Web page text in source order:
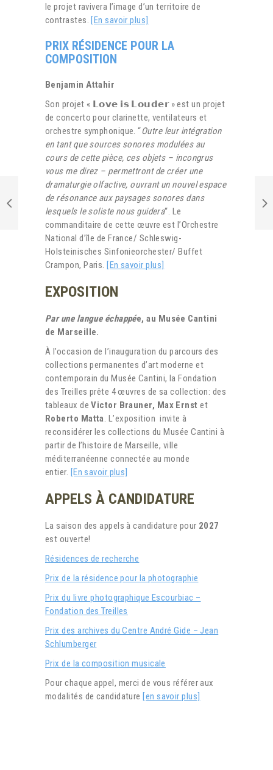
le projet ravivera l’image d’un territoire de
contrastes. [En savoir plus]
PRIX RÉSIDENCE POUR LA
COMPOSITION
Benjamin Attahir
Son projet « 𝗟𝗼𝘃𝗲 𝗶𝘀 𝗟𝗼𝘂𝗱𝗲𝗿 » est un projet
de concerto pour clarinette, ventilateurs et
orchestre symphonique. “Outre leur intégration
en tant que sources sonores modulées au
cours de cette pièce, ces objets – incongrus
vous me direz – permettront de créer une
dramaturgie olfactive, ouvrant un nouvel espace
de résonance aux paysages sonores dans
lesquels le soliste nous guidera“. Le
commanditaire de cette œuvre est l’Orchestre
National d’île de France/ Schleswig-
Holsteinisches Sinfonieorchester/ Buffet
Crampon, Paris. [En savoir plus]
EXPOSITION
Par une langue échappée,au Musée Cantini
de Marseille.
À l’occasion de l’inauguration du parcours des
collections permanentes d’art moderne et
contemporain du Musée Cantini, la Fondation
des Treilles prête 4 œuvres de sa collection: des
tableaux deVictor Brauner, Max Ernst et
Roberto Matta. L’exposition invite à
reconsidérer les collections du Musée Cantini à
partir de l’histoire de Marseille, ville
méditerranéenne connectée au monde
entier. [En savoir plus]
APPELS À CANDIDATURE
La saison des appels à candidature pour 2027
est ouverte!
Résidences de recherche
Prix de la résidence pour la photographie
Prix du livre photographique Escourbiac –
Fondation des Treilles
Prix des archives du Centre André Gide – Jean
Schlumberger
Prix de la composition musicale
Pour chaque appel, merci de vous référer aux
modalités de candidature [en savoir plus]